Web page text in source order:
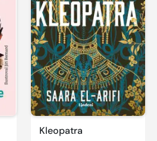
Kleopatra